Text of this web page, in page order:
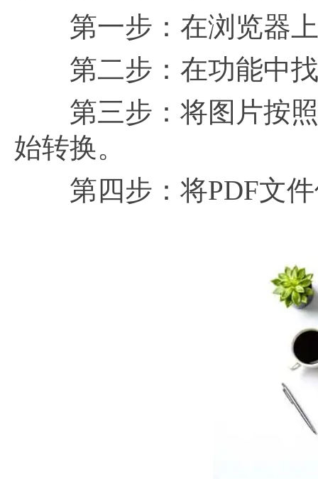
第一步：在浏览器上
第二步：在功能中找
第三步：将图片按照
始转换。
第四步：将PDF文件